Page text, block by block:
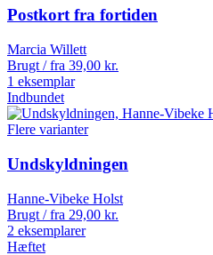
Postkort fra fortiden
Marcia Willett
Brugt / fra 39,00 kr.
1 eksemplar
Indbundet
Flere varianter
Undskyldningen
Hanne-Vibeke Holst
Brugt / fra 29,00 kr.
2 eksemplarer
Hæftet